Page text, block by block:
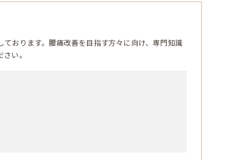
おります。腰痛改善を目指す方々に向け、専門知識
い。